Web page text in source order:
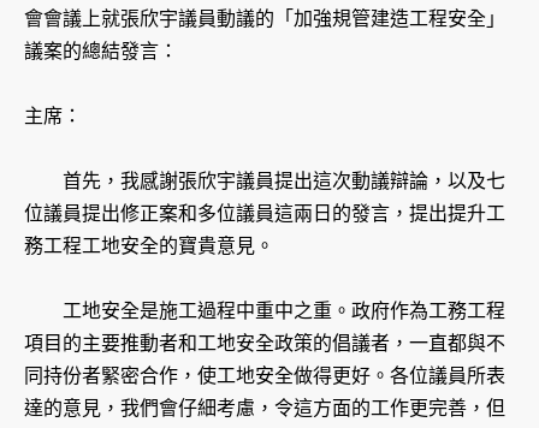
會會議上就張欣宇議員動議的「加強規管建造工程安全」
議案的總結發言：
主席：
首先，我感謝張欣宇議員提出這次動議辯論，以及七
位議員提出修正案和多位議員這兩日的發言，提出提升工
務工程工地安全的寶貴意見。
工地安全是施工過程中重中之重。政府作為工務工程
項目的主要推動者和工地安全政策的倡議者，一直都與不
同持份者緊密合作，使工地安全做得更好。各位議員所表
達的意見，我們會仔細考慮，令這方面的工作更完善，但